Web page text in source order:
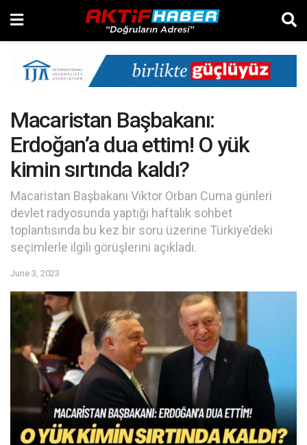
Macaristan Başbakanı:
Erdoğan’a dua ettim! O yük
kimin sırtında kaldı?
Macaristan Başbakanı Viktor Orban Cuma günleri
devlet radyosunda yaptığı haftalık sohbet
toplantısında bu kez bir soru üzerine Türkiye’deki
seçimlerle ilgili görüşlerini açıkladı.
June 3, 2023